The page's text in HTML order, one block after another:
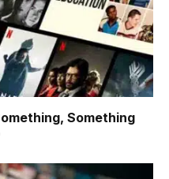
Something